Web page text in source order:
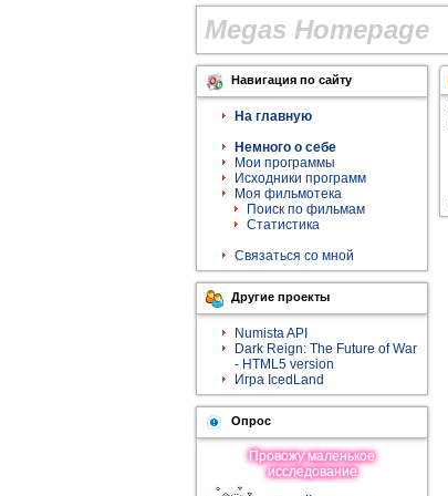
Megas Homepage
Навигация по сайту
На главную
Немного о себе
Мои программы
Исходники программ
Моя фильмотека
Поиск по фильмам
Статистика
Связаться со мной
Другие проекты
Numista API
Dark Reign: The Future of War
- HTML5 version
Игра IcedLand
Опрос
Провожу мaленькое
исследование